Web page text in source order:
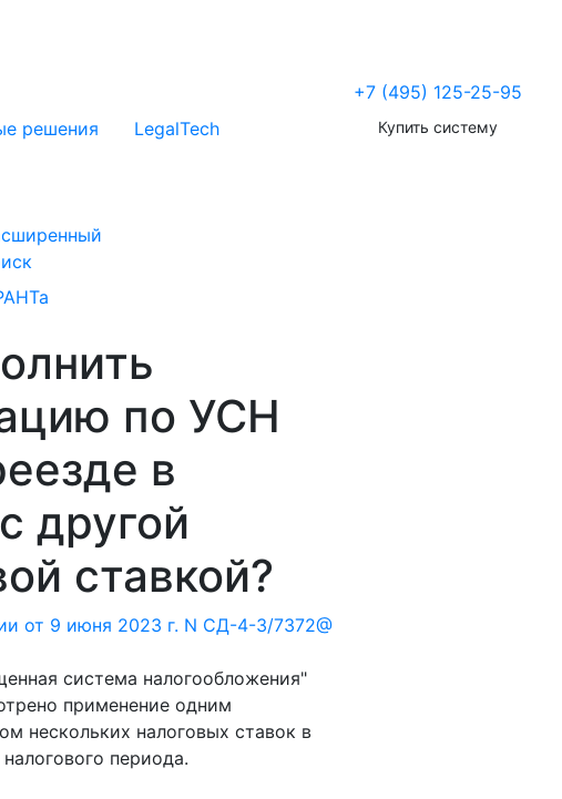
решения
LegalTech
+7 (495) 125-25-95
Купить систему
по УСН
в
другой
ставкой?
от 9 июня 2023 г. N СД-4-3/7372@
система налогообложения"
применение одним
нескольких налоговых ставок в
периода.